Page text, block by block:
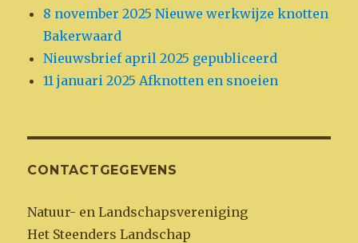
8 november 2025 Nieuwe werkwijze knotten
Bakerwaard
Nieuwsbrief april 2025 gepubliceerd
11 januari 2025 Afknotten en snoeien
CONTACTGEGEVENS
Natuur- en Landschapsvereniging
Het Steenders Landschap